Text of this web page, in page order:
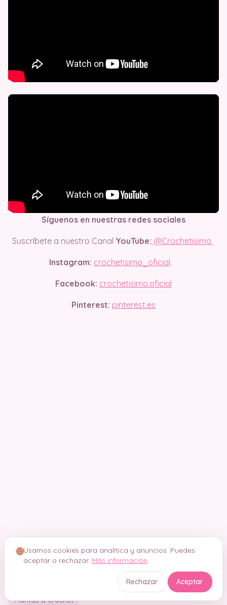
Síguenos en nuestras redes sociales
Suscríbete a nuestro Canal YouTube: @Crochetisimo
Instagram: crochetisimo_oficial .
Facebook: crochetisimo.oficial
Pinterest: pinterest.es
Mantas a Crochet
Usamos cookies para analítica y anuncios. Puedes
aceptar o rechazar. Más información
Rechazar Aceptar